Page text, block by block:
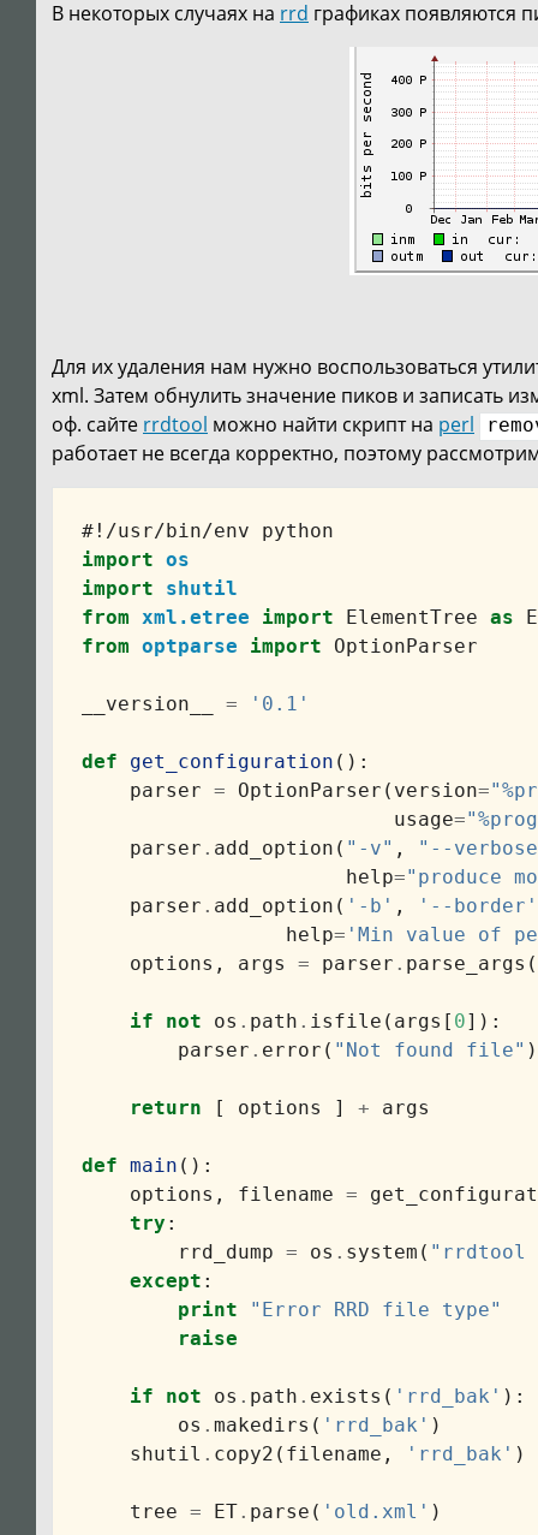
В некоторых случаях на rrd графиках появляются
Для их удаления нам нужно воспользоваться
xml. Затем обнулить значение пиков и записать
оф. сайте rrdtool можно найти скрипт на perl
работает не всегда корректно, поэтому
#!/usr/bin/env python
import os
import
shutil
from xml.etree import ElementTree as
from optparse import OptionParser
__version__ = '0.1'
def get_configuration ():
parser = OptionParser ( version=
usage=
parser . add_option ( "-v" ,
"--
help="produce
parser . add_option ( '-b' ,
'--border'
help= 'Min value of
options , args = parser . parse_args
if not os . path . isfile ( args [ 0]):
parser . error ( "Not found file" )
return [ options ] + args
def main ():
options , filename =
try :
rrd_dump = os . system ( "rrdtool
except :
print
"Error RRD file type"
raise
if not os . path . exists ( 'rrd_bak' ):
os . makedirs ( 'rrd_bak' )
shutil . copy2 ( filename , 'rrd_bak' )
tree = ET. parse ( 'old.xml' )